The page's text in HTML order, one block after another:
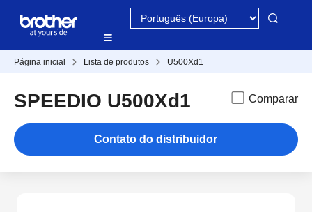
Página inicial Lista de produtos U500Xd1
SPEEDIO U500Xd1 Comparar
Contato do distribuidor